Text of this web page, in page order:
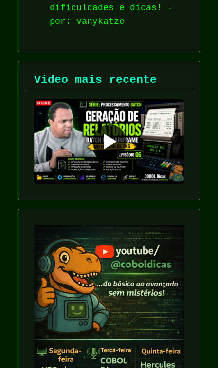
dificuldades e dicas! -
por: vanykatze
Video mais recente